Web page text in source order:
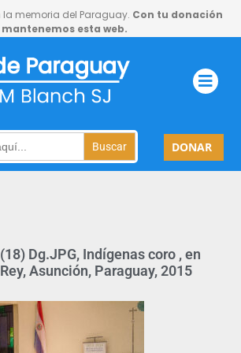
memoria del Paraguay. Con tu donación
mantenemos esta web.
DONAR
Dg.JPG, Indígenas coro , en
Asunción, Paraguay, 2015